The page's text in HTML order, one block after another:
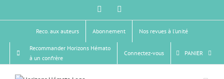
Facebook
Reco. aux auteurs Abonnement Nos revues à l’unité
Recommander Horizons Hémato
à un confrère
Connectez-vous PANIER